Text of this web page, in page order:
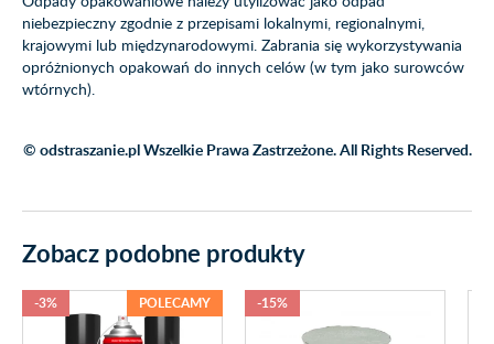
niebezpieczny zgodnie z przepisami lokalnymi, regionalnymi,
krajowymi lub międzynarodowymi. Zabrania się wykorzystywania
opróżnionych opakowań do innych celów (w tym jako surowców
wtórnych).
© odstraszanie.pl Wszelkie Prawa Zastrzeżone. All Rights Reserved.
Zobacz podobne produkty
-3% POLECAMY -15%